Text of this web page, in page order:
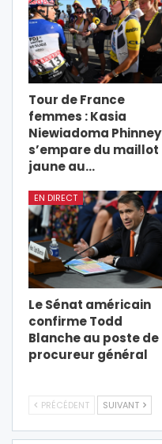
Tour de France
femmes : Kasia
Niewiadoma Phinney
s’empare du maillot
jaune au…
EN DIRECT
Le Sénat américain
confirme Todd
Blanche au poste de
procureur général
PRÉCÉDENT SUIVANT